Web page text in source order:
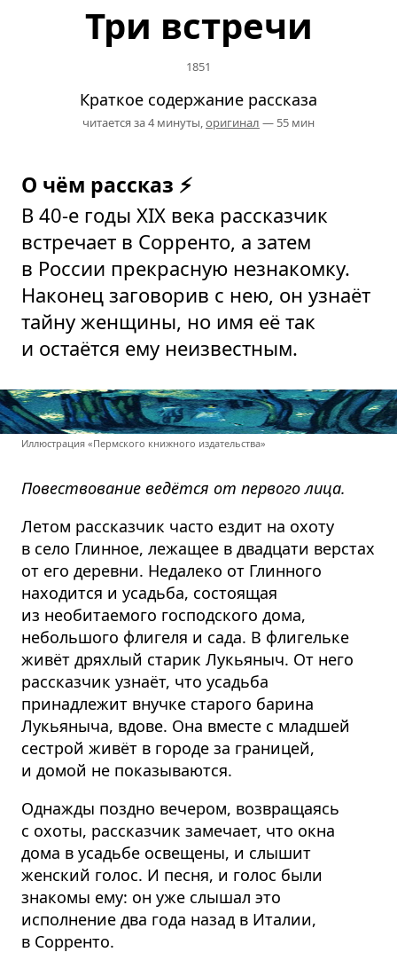
Три встречи
1851
Краткое содержание рассказа
читается за 4 минуты,оригинал — 55 мин
О чём рассказ ⚡
В 40-е годы XIX века рассказчик
встречает в Сорренто, а затем
в России прекрасную незнакомку.
Наконец заговорив с нею, он узнаёт
тайну женщины, но имя её так
и остаётся ему неизвестным.
Иллюстрация «Пермского книжного издательства»
Повествование ведётся от первого лица.
Летом рассказчик часто ездит на охоту
в село Глинное, лежащее в двадцати верстах
от его деревни. Недалеко от Глинного
находится и усадьба, состоящая
из необитаемого господского дома,
небольшого флигеля и сада. В флигельке
живёт дряхлый старик Лукьяныч. От него
рассказчик узнаёт, что усадьба
принадлежит внучке старого барина
Лукьяныча, вдове. Она вместе с младшей
сестрой живёт в городе за границей,
и домой не показываются.
Однажды поздно вечером, возвращаясь
с охоты, рассказчик замечает, что окна
дома в усадьбе освещены, и слышит
женский голос. И песня, и голос были
знакомы ему: он уже слышал это
исполнение два года назад в Италии,
в Сорренто.